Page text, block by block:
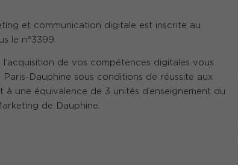
et communication digitale est inscrite au
le n°3399.
de vos compétences digitales vous
Paris-Dauphine sous conditions de réussite aux
à une équivalence de 3 unités d’enseignement du
de Dauphine.